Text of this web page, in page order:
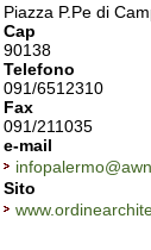
Piazza P.Pe di
Cap
90138
Telefono
091/6512310
Fax
091/211035
e-mail
Sito